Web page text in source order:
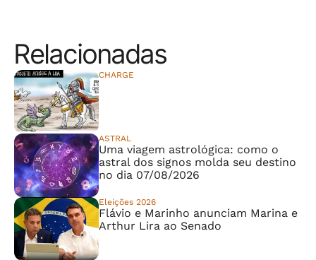
Relacionadas
CHARGE
ASTRAL
Uma viagem astrológica: como o
astral dos signos molda seu destino
no dia 07/08/2026
Eleições 2026
Flávio e Marinho anunciam Marina e
Arthur Lira ao Senado